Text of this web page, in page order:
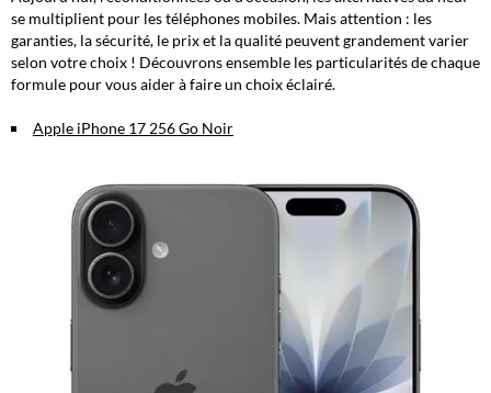
se multiplient pour les téléphones mobiles. Mais attention : les
garanties, la sécurité, le prix et la qualité peuvent grandement varier
selon votre choix ! Découvrons ensemble les particularités de chaque
formule pour vous aider à faire un choix éclairé.
Apple iPhone 17 256 Go Noir